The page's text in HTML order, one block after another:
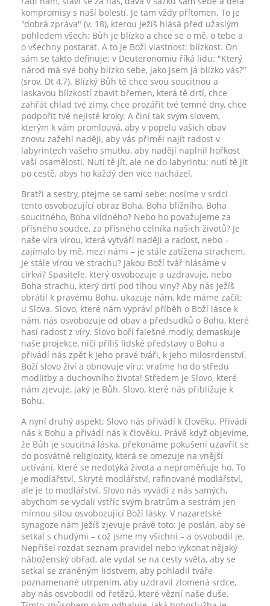
kompromisy s naší bolestí. Je tam vždy přítomen. To je
"dobrá zpráva" (v. 18), kterou Ježíš hlásá před užaslým
pohledem všech: Bůh je blízko a chce se o mě, o tebe a
o všechny postarat. A to je Boží vlastnost: blízkost. On
sám se takto definuje; v Deuteronomiu říká lidu: "Který
národ má své bohy blízko sebe, jako jsem já blízko vás?"
(srov. Dt 4,7). Blízký Bůh tě chce svou soucitnou a
laskavou blízkostí zbavit břemen, která tě drtí, chce
zahřát chlad tvé zimy, chce prozářit tvé temné dny, chce
podpořit tvé nejisté kroky. A činí tak svým slovem,
kterým k vám promlouvá, aby v popelu vašich obav
znovu zažehl naději, aby vás přiměl najít radost v
labyrintech vašeho smutku, aby nadějí naplnil hořkost
vaší osamělosti. Nutí tě jít, ale ne do labyrintu: nutí tě jít
po cestě, abys ho každý den více nacházel.
Bratři a sestry, ptejme se sami sebe: nosíme v srdci
tento osvobozující obraz Boha, Boha bližního, Boha
soucitného, Boha vlídného? Nebo ho považujeme za
přísného soudce, za přísného celníka našich životů? Je
naše víra vírou, která vytváří naději a radost, nebo –
zajímalo by mě, mezi námi – je stále zatížena strachem.
Je stále vírou ve strachu? Jakou Boží tvář hlásáme v
církvi? Spasitele, který osvobozuje a uzdravuje, nebo
Boha strachu, který drtí pod tíhou viny? Aby nás Ježíš
obrátil k pravému Bohu, ukazuje nám, kde máme začít:
u Slova. Slovo, které nám vypráví příběh o Boží lásce k
nám, nás osvobozuje od obav a předsudků o Bohu, které
hasí radost z víry. Slovo boří falešné modly, demaskuje
naše projekce, ničí příliš lidské představy o Bohu a
přivádí nás zpět k jeho pravé tváři, k jeho milosrdenství.
Boží slovo živí a obnovuje víru: vraťme ho do středu
modlitby a duchovního života! Středem je Slovo, které
nám zjevuje, jaký je Bůh. Slovo, které nás přibližuje k
Bohu.
A nyní druhý aspekt: Slovo nás přivádí k člověku. Přivádí
nás k Bohu a přivádí nás k člověku. Právě když objevíme,
že Bůh je soucitná láska, překonáme pokušení uzavřít se
do posvátné religiozity, která se omezuje na vnější
uctívání, které se nedotýká života a neproměňuje ho. To
je modlářství. Skryté modlářství, rafinované modlářství,
ale je to modlářství. Slovo nás vyvádí z nás samých,
abychom se vydali vstříc svým bratrům a sestrám jen
mírnou silou osvobozující Boží lásky. V nazaretské
synagoze nám Ježíš zjevuje právě toto: je poslán, aby se
setkal s chudými – což jsme my všichni – a osvobodil je.
Nepřišel rozdat seznam pravidel nebo vykonat nějaký
náboženský obřad, ale vydal se na cesty světa, aby se
setkal se zraněným lidstvem, aby pohladil tváře
poznamenané utrpením, aby uzdravil zlomená srdce,
aby nás osvobodil od řetězů, které vězní naše duše.